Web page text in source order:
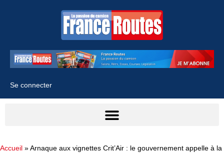
Se connecter
Accueil » Arnaque aux vignettes Crit’Air : le gouvernement appelle à la